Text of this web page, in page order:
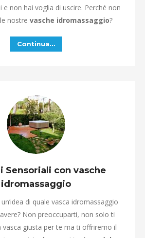
e non hai voglia di uscire. Perché non
nostre vasche idromassaggio?
Continua…
Sensoriali con vasche
idromassaggio
di quale vasca idromassaggio
Non preoccuparti, non solo ti
giusta per te ma ti offriremo il